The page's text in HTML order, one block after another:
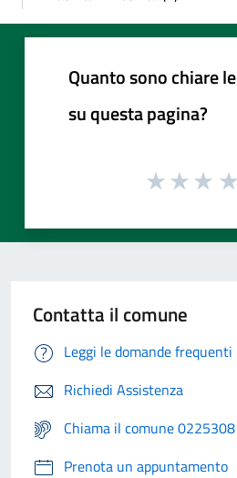
Quanto sono chiare
su questa pagina?
Contatta il comune
Leggi le domande frequenti
Richiedi Assistenza
Chiama il comune
Prenota un appuntamento